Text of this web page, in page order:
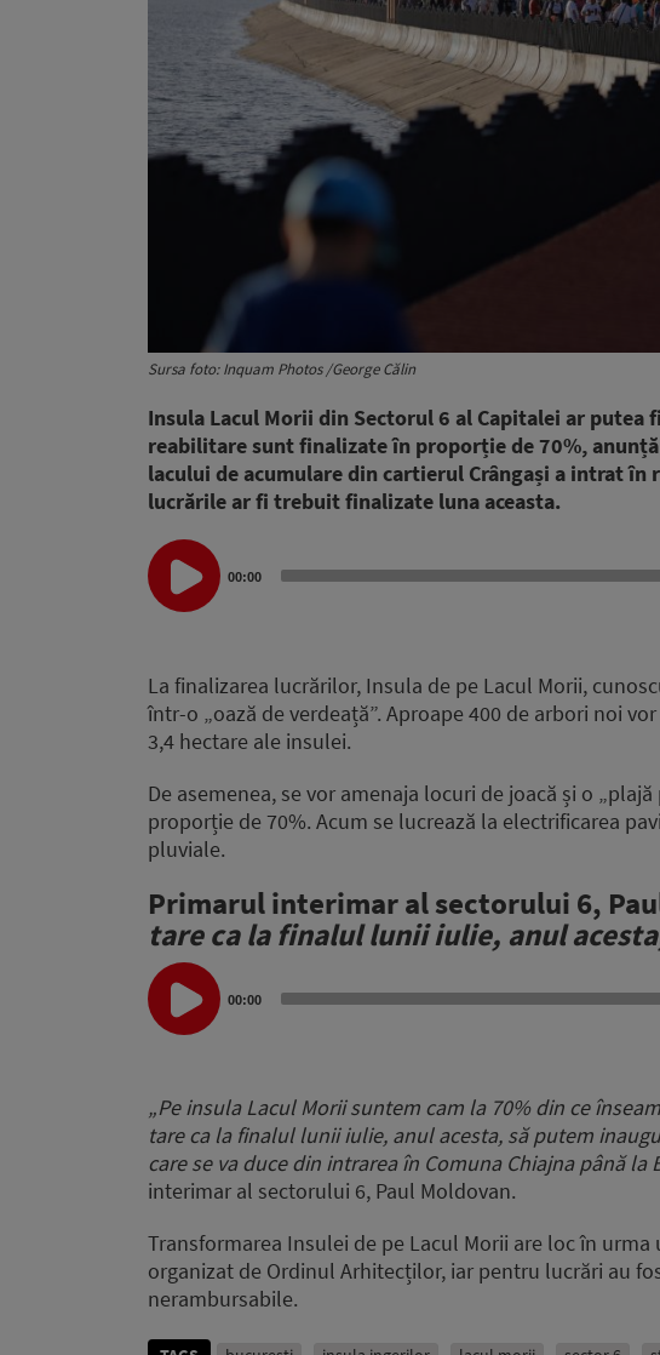
Sursa foto: Inquam Photos /George Călin
Insula Lacul Morii din Sectorul 6 al Capitalei ar putea
reabilitare sunt finalizate în proporție de 70%,
lacului de acumulare din cartierul Crângași a intrat
lucrările ar fi trebuit finalizate luna aceasta.
Audio
Player
00:00
La finalizarea lucrărilor, Insula de pe Lacul Morii,
într-o „oază de verdeață”. Aproape 400 de arbori noi
3,4 hectare ale insulei.
De asemenea, se vor amenaja locuri de joacă și o
proporție de 70%. Acum se lucrează la electrificarea
pluviale.
Primarul interimar al sectorului 6,
tare ca la finalul lunii iulie, anul
Audio
Player
00:00
„Pe insula Lacul Morii suntem cam la 70% din ce
tare ca la finalul lunii iulie, anul acesta, să putem
care se va duce din intrarea în Comuna Chiajna până la
interimar al sectorului 6, Paul Moldovan.
Transformarea Insulei de pe Lacul Morii are loc în
organizat de Ordinul Arhitecților, iar pentru lucrări au
nerambursabile.